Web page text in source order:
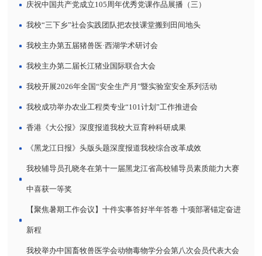
庆祝中国共产党成立105周年优秀党课作品展播（三）
我校“三下乡”社会实践团队把农技课堂搬到田间地头
我校主办第五届猪兽医·西湖学术研讨会
我校主办第二届长江猪业国际联合大会
我校开展2026年全国“安全生产月”暨实验室安全系列活动
我校成功举办农业工程类专业“101计划”工作推进会
香港《大公报》深度报道我校大豆育种科研成果
《黑龙江日报》头版头题深度报道我校综合改革成效
我校辅导员孔晓冬在第十一届黑龙江省高校辅导员素质能力大赛
中喜获一等奖
【聚焦暑期工作会议】十件实事答好半年答卷 十项部署锚定奋进
新程
我校举办中国畜牧兽医学会动物毒物学分会第八次会员代表大会